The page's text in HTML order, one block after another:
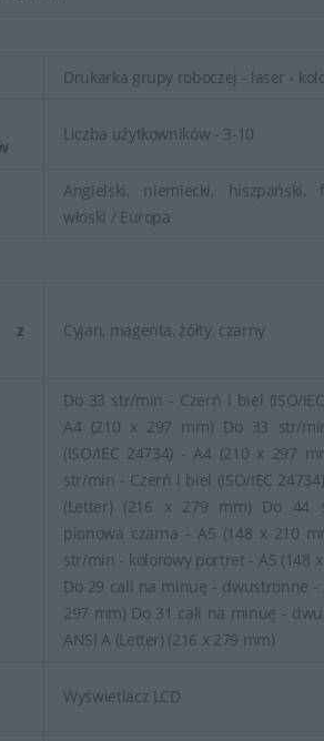
tym zarówno proste drukarki
i urządzenia wielofunkcyjne, które
i drukować. Istnieją także
dedykowane do druku fotografii,
HP oferuje funkcje
drukowania, co pozwala
czy tabletów bez konieczności
się do drukarki.
HP często są dostępne w
a także oferują możliwość
zasobników z tuszem, co może
obniżenia kosztów eksploatacji w
HP są popularne ze względu na
jakość wydruku oraz dostępność
kolorowych dokumentów,
reklamowych.
Drukarka grupy roboczej - laser -
Liczba użytkowników - 3-10
Angielski, niemiecki, hiszpański,
włoski / Europa
z
Cyjan, magenta, żółty, czarny
Do 33 str/min - Czerń i biel (ISO/
A4 (210 x 297 mm) Do 33 str/
(ISO/IEC 24734) - A4 (210 x 297
str/min - Czerń i biel (ISO/IEC
(Letter) (216 x 279 mm) Do 44
pionowa czarna - A5 (148 x 210
str/min - kolorowy portret - A5 (148
Do 29 cali na minuę - dwustronne -
297 mm) Do 31 cali na minuę -
ANSI A (Letter) (216 x 279 mm)
Wyświetlacz LCD